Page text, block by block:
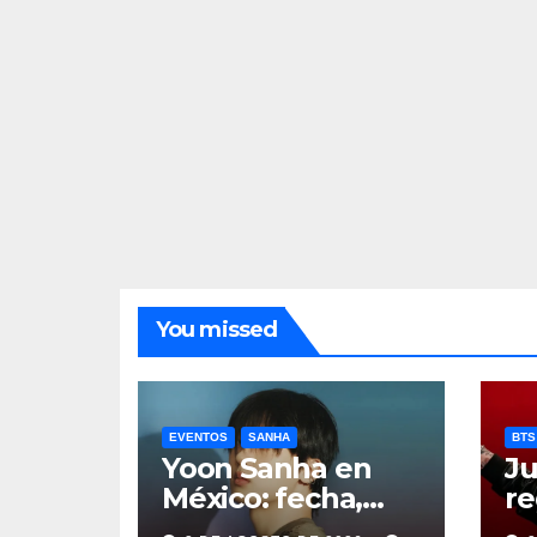
You missed
EVENTOS SANHA
Yoon Sanha en
México: fecha,
precios y boletos
BTS